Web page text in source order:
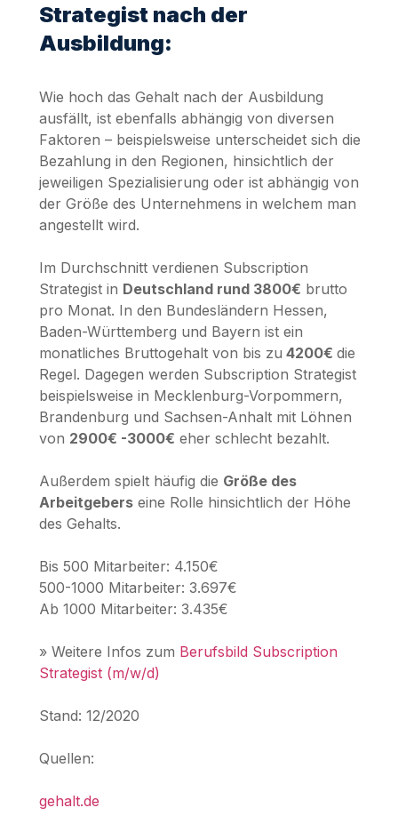
Strategist nach der
Ausbildung:
Wie hoch das Gehalt nach der Ausbildung
ausfällt, ist ebenfalls abhängig von diversen
Faktoren – beispielsweise unterscheidet sich die
Bezahlung in den Regionen, hinsichtlich der
jeweiligen Spezialisierung oder ist abhängig von
der Größe des Unternehmens in welchem man
angestellt wird.
Im Durchschnitt verdienen Subscription
Strategist in Deutschland rund 3800€ brutto
pro Monat. In den Bundesländern Hessen,
Baden-Württemberg und Bayern ist ein
monatliches Bruttogehalt von bis zu 4200€ die
Regel. Dagegen werden Subscription Strategist
beispielsweise in Mecklenburg-Vorpommern,
Brandenburg und Sachsen-Anhalt mit Löhnen
von 2900€ -3000€ eher schlecht bezahlt.
Außerdem spielt häufig die Größe des
Arbeitgebers eine Rolle hinsichtlich der Höhe
des Gehalts.
Bis 500 Mitarbeiter: 4.150€
500-1000 Mitarbeiter: 3.697€
Ab 1000 Mitarbeiter: 3.435€
» Weitere Infos zum Berufsbild Subscription
Strategist (m/w/d)
Stand: 12/2020
Quellen:
gehalt.de